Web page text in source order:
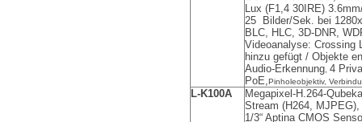
Lux (F1,4 30IRE)
25 Bilder/Sek. bei
BLC, HLC, 3D-DNR,
Videoanalyse: Crossing
hinzu gefügt / Objekte
Audio-Erkennung 4
PoE,Pinholeobjektiv,
L-K100A
Megapixel-H.264-
Stream (H264,
1/3“ Aptina CMOS